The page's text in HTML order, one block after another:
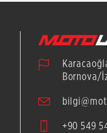
Bornova/
+90 549